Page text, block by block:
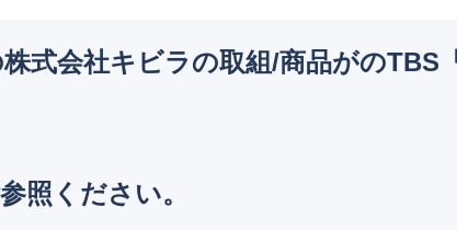
株式会社キビラの取組/商品がの
照ください。